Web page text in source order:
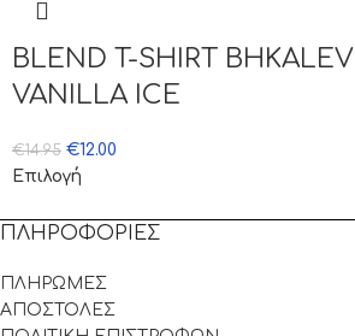
BLEND T-SHIRT BHKALEV
VANILLA ICE
€14.95 €12.00
Επιλογή
ΠΛΗΡΟΦΟΡΙΕΣ
ΠΛΗΡΩΜΕΣ
ΑΠΟΣΤΟΛΕΣ